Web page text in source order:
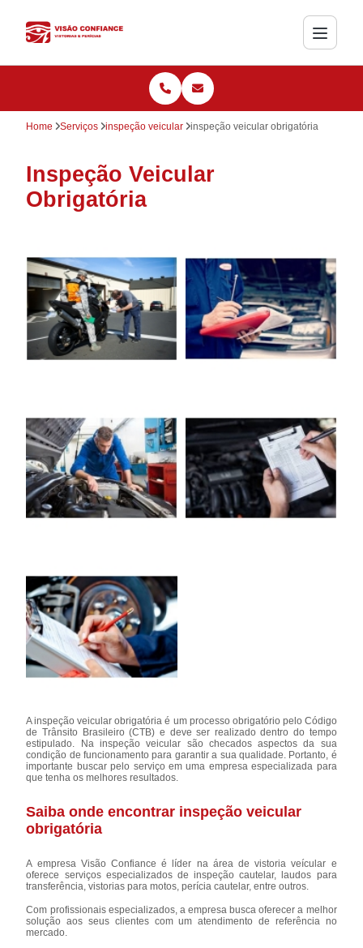
Home Serviços inspeção veicular inspeção veicular obrigatória
Inspeção Veicular
Obrigatória
A inspeção veicular obrigatória é um processo obrigatório pelo Código
de Trânsito Brasileiro (CTB) e deve ser realizado dentro do tempo
estipulado. Na inspeção veicular são checados aspectos da sua
condição de funcionamento para garantir a sua qualidade. Portanto, é
importante buscar pelo serviço em uma empresa especializada para
que tenha os melhores resultados.
Saiba onde encontrar inspeção veicular
obrigatória
A empresa Visão Confiance é líder na área de vistoria veícular e
oferece serviços especializados de inspeção cautelar, laudos para
transferência, vistorias para motos, perícia cautelar, entre outros.
Com profissionais especializados, a empresa busca oferecer a melhor
solução aos seus clientes com um atendimento de referência no
mercado.